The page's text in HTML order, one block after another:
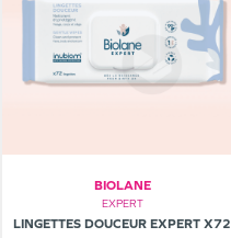
BIOLANE
EXPERT
LINGETTES DOUCEUR EXPERT X72